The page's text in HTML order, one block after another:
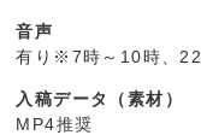
音声
有り※7時～10時、
入稿データ（素材）
MP4推奨